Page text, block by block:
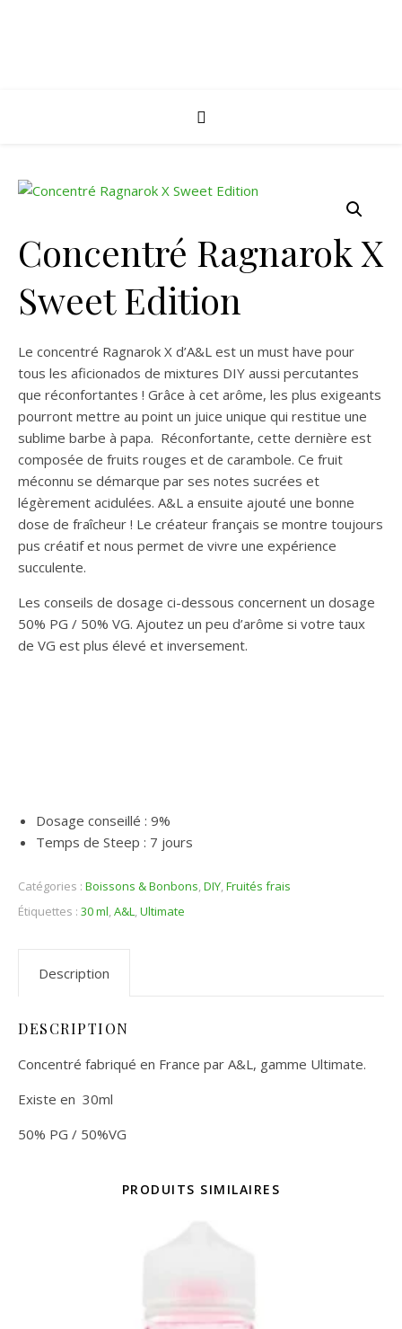
Concentré Ragnarok X
Sweet Edition
Le concentré Ragnarok X d’A&L est un must have pour
tous les aficionados de mixtures DIY aussi percutantes
que réconfortantes ! Grâce à cet arôme, les plus exigeants
pourront mettre au point un juice unique qui restitue une
sublime barbe à papa. Réconfortante, cette dernière est
composée de fruits rouges et de carambole. Ce fruit
méconnu se démarque par ses notes sucrées et
légèrement acidulées. A&L a ensuite ajouté une bonne
dose de fraîcheur ! Le créateur français se montre toujours
pus créatif et nous permet de vivre une expérience
succulente.
Les conseils de dosage ci-dessous concernent un dosage
50% PG / 50% VG. Ajoutez un peu d’arôme si votre taux
de VG est plus élevé et inversement.
Dosage conseillé : 9%
Temps de Steep : 7 jours
Catégories : Boissons & Bonbons,DIY,Fruités frais
Étiquettes : 30 ml,A&L,Ultimate
Description
DESCRIPTION
Concentré fabriqué en France par A&L, gamme Ultimate.
Existe en 30ml
50% PG / 50%VG
PRODUITS SIMILAIRES